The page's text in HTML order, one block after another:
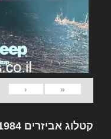
«
‹
קטלוג אביזרים Jeep 1984